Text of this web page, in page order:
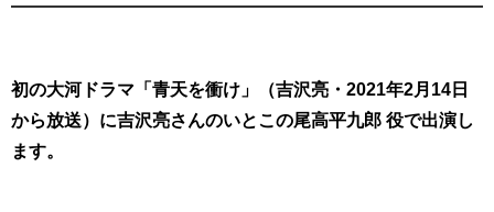
初の大河ドラマ「青天を衝け」（吉沢亮・2021年2月14日
から放送）に吉沢亮さんのいとこの尾高平九郎 役で出演し
ます。